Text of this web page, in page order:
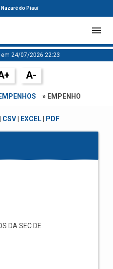
Nazaré do Piauí
24/07/2026 22:23
A-
EMPENHOS » EMPENHO
CSV| EXCEL| PDF
DA SEC.DE